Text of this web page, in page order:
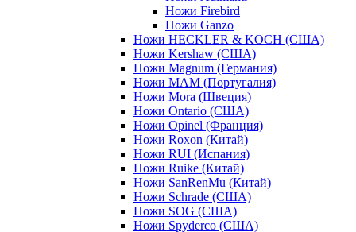
Ножи Firebird
Ножи Ganzo
Ножи HECKLER & KOCH (США)
Ножи Kershaw (США)
Ножи Magnum (Германия)
Ножи MAM (Португалия)
Ножи Mora (Швеция)
Ножи Ontario (США)
Ножи Opinel (Франция)
Ножи Roxon (Китай)
Ножи RUI (Испания)
Ножи Ruike (Китай)
Ножи SanRenMu (Китай)
Ножи Schrade (США)
Ножи SOG (США)
Ножи Spyderco (США)